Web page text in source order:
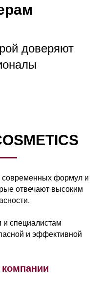
доверяют
современных формул и
отвечают высоким
специалистам
и эффективной